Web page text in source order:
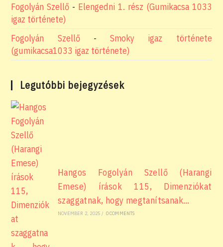
Fogolyán Szellő - Elengedni 1. rész (Gumikacsa 1033
igaz története)
Fogolyán Szellő-Smoky igaz története
(gumikacsa1033 igaz története)
Legutóbbi bejegyzések
Hangos Fogolyán Szellő (Harangi
Emese) írások 115, Dimenziókat
szaggatnak, hogy megtanítsanak…
NOVEMBER 2, 2025 / 0 COMMENTS